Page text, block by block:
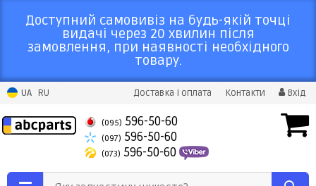
Доступний самовивіз на будь-якій точці
видачі через 20 хвилин після
замовлення, при наявності необхідного
товару.
UA RU Доставка і оплата Контакти Вхід
(095) 596-50-60
(097) 596-50-60
(073) 596-50-60